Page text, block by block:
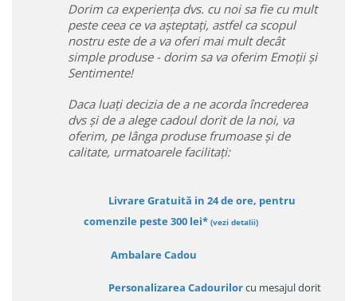
Dorim ca experiența dvs. cu noi sa fie cu mult
peste ceea ce va așteptați, astfel ca scopul
nostru este de a va oferi mai mult decât
simple produse - dorim sa va oferim Emoții și
Sentimente!
Daca luați decizia de a ne acorda încrederea
dvs și de a alege cadoul dorit de la noi, va
oferim, pe lânga produse frumoase și de
calitate, urmatoarele facilitați:
Livrare Gratuită in 24 de ore, pentru
comenzile peste 300 lei* (vezi detalii)
Ambalare Cadou
Personalizarea Cadourilorcu mesajul dorit